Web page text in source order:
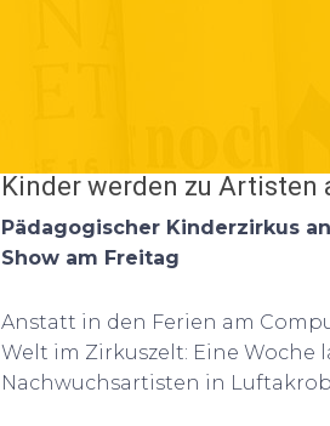
Kinder werden zu Artisten
Pädagogischer Kinderzirkus
Show am Freitag
Anstatt in den Ferien am
Welt im Zirkuszelt: Eine Woche
Nachwuchsartisten in